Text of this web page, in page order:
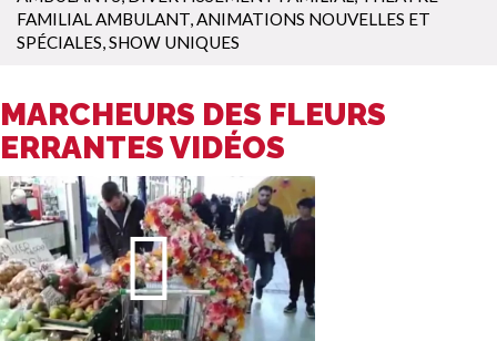
FAMILIAL AMBULANT,ANIMATIONS NOUVELLES ET
SPÉCIALES,SHOW UNIQUES
MARCHEURS DES FLEURS
ERRANTES VIDÉOS